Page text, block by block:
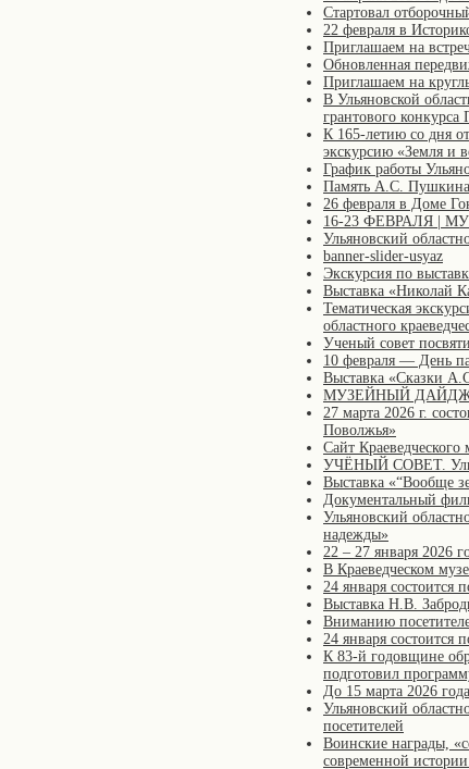
Стартовал
22 февраля в
Приглашаем на
Обновленная
Приглашаем на
В Ульяновской
грантового
К 165-летию со дня
экскурсию «Земля и
График работы
Память А.С.
26 февраля в Доме
16-23 ФЕВРАЛЯ |
Ульяновский
banner-slider-usyaz
Экскурсия по
Выставка «Николай
Тематическая
областного
Ученый совет
10 февраля — День
Выставка «Сказки
МУЗЕЙНЫЙ
27 марта 2026 г.
Поволжья»
Сайт
УЧЁНЫЙ СОВЕТ.
Выставка «“Вообще
Документальный
Ульяновский
надежды»
22 – 27 января 2026
В Краеведческом
24 января состоится
Выставка Н.В.
Вниманию
24 января состоится
К 83-й годовщине
подготовил
До 15 марта 2026
Ульяновский
посетителей
Воинские награды,
современной